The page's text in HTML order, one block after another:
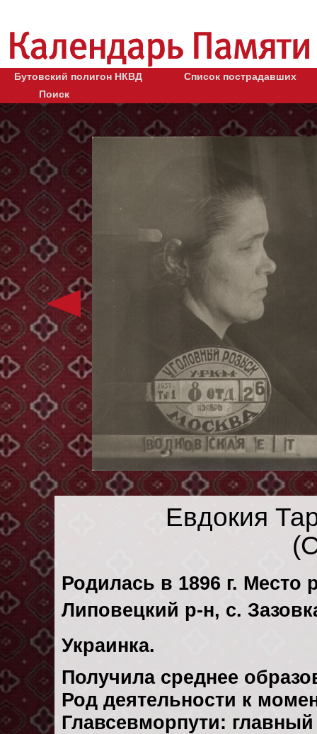
Бутовский полигон НКВД
Список пострадавших
Поиск
Евдокия
Родилась в 1896 г. Место
Липовецкий р-н, с.
Украинка.
Получила среднее
Род деятельности к
Главсевморпути: